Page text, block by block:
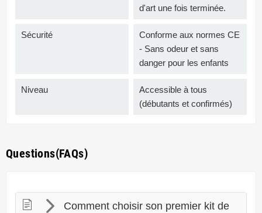
d'art une fois terminée.
Sécurité
Conforme aux normes CE
- Sans odeur et sans
danger pour les enfants
Niveau
Accessible à tous
(débutants et confirmés)
Questions(FAQs)
Comment choisir son premier kit de